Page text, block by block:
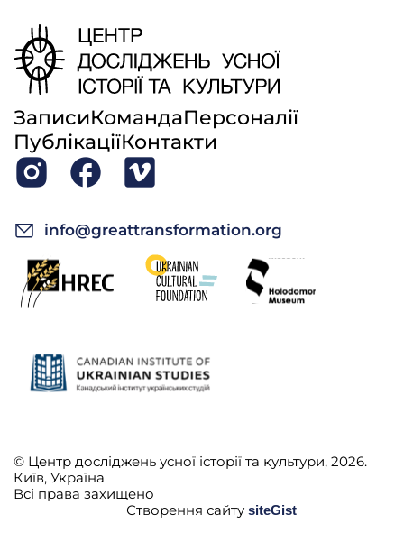
ЗаписиКомандаПерсоналії
ПублікаціїКонтакти
info@greattransformation.org
© Центр досліджень усної історії та культури, 2026.
Київ, Україна
Всі права захищено
Створення сайту siteGist